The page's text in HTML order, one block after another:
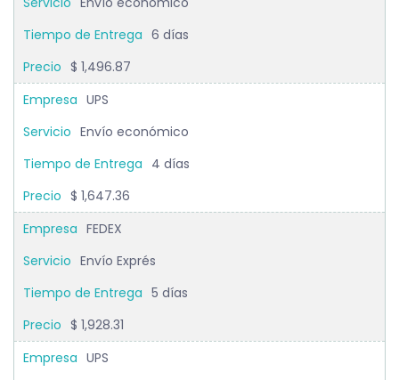
6 días
$ 1,496.87
UPS
Envío económico
4 días
$ 1,647.36
FEDEX
Envío Exprés
5 días
$ 1,928.31
UPS